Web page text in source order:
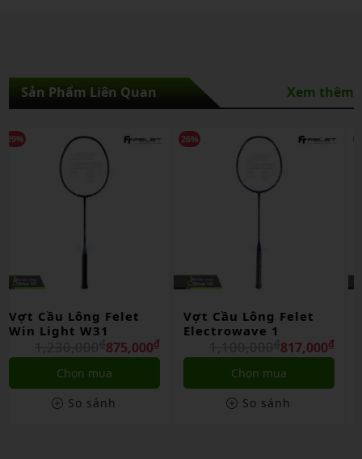
Sản Phẩm Liên Quan Xem thêm
26%
Vợt Cầu Lông Felet
Electrowave 1
817,000
1,100,000₫
Chọn mua
So sánh
20%
Vợt Cầu Lông Felet
Thunder T1
985,000
1,230,000₫
Liên hệ
So sánh